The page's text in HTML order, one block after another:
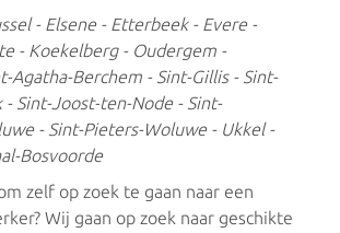
Mechelen
Hasselt
Aalst
- Elsene - Etterbeek - Evere -
- Koekelberg - Oudergem -
Agatha-Berchem - Sint-Gillis - Sint-
- Sint-Joost-ten-Node - Sint-
- Sint-Pieters-Woluwe - Ukkel -
Bosvoorde
zelf op zoek te gaan naar een
Wij gaan op zoek naar geschikte